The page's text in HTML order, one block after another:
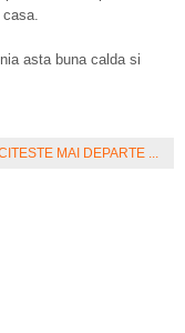
casa.
asta buna calda si
MAI DEPARTE ...